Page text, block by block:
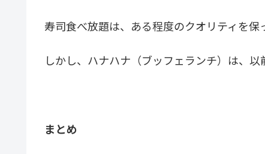
寿司食べ放題は、ある程度のクオリティを保
しかし、ハナハナ（ブッフェランチ）は、以
まとめ